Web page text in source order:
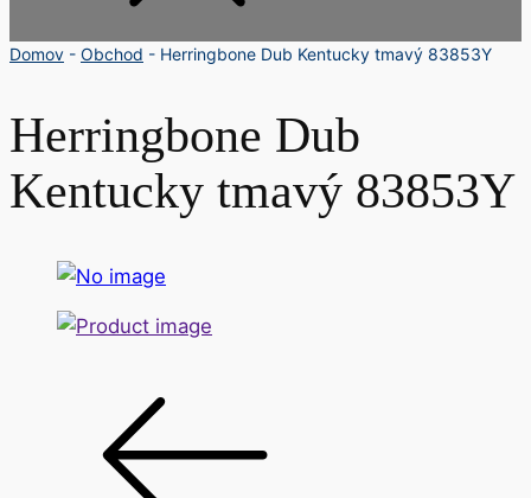
Domov - Obchod - Herringbone Dub Kentucky tmavý 83853Y
Herringbone Dub
Kentucky tmavý 83853Y